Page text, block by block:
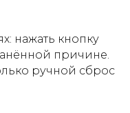
нажать кнопку
причине.
ручной сброс